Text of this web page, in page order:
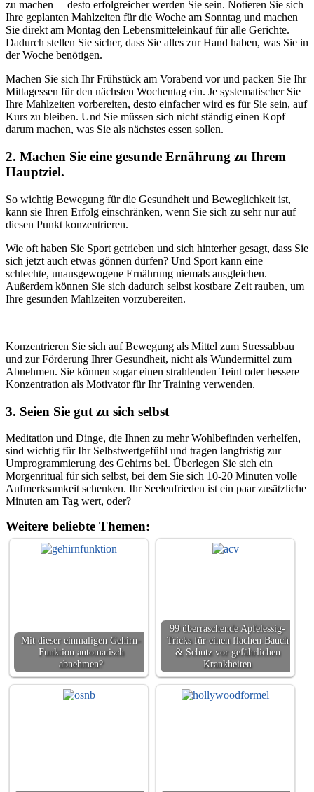
zu machen – desto erfolgreicher werden Sie sein. Notieren Sie sich
Ihre geplanten Mahlzeiten für die Woche am Sonntag und machen
Sie direkt am Montag den Lebensmitteleinkauf für alle Gerichte.
Dadurch stellen Sie sicher, dass Sie alles zur Hand haben, was Sie in
der Woche benötigen.
Machen Sie sich Ihr Frühstück am Vorabend vor und packen Sie Ihr
Mittagessen für den nächsten Wochentag ein. Je systematischer Sie
Ihre Mahlzeiten vorbereiten, desto einfacher wird es für Sie sein, auf
Kurs zu bleiben. Und Sie müssen sich nicht ständig einen Kopf
darum machen, was Sie als nächstes essen sollen.
2. Machen Sie eine gesunde Ernährung zu Ihrem
Hauptziel.
So wichtig Bewegung für die Gesundheit und Beweglichkeit ist,
kann sie Ihren Erfolg einschränken, wenn Sie sich zu sehr nur auf
diesen Punkt konzentrieren.
Wie oft haben Sie Sport getrieben und sich hinterher gesagt, dass Sie
sich jetzt auch etwas gönnen dürfen? Und Sport kann eine
schlechte, unausgewogene Ernährung niemals ausgleichen.
Außerdem können Sie sich dadurch selbst kostbare Zeit rauben, um
Ihre gesunden Mahlzeiten vorzubereiten.
Konzentrieren Sie sich auf Bewegung als Mittel zum Stressabbau
und zur Förderung Ihrer Gesundheit, nicht als Wundermittel zum
Abnehmen. Sie können sogar einen strahlenden Teint oder bessere
Konzentration als Motivator für Ihr Training verwenden.
3. Seien Sie gut zu sich selbst
Meditation und Dinge, die Ihnen zu mehr Wohlbefinden verhelfen,
sind wichtig für Ihr Selbstwertgefühl und tragen langfristig zur
Umprogrammierung des Gehirns bei. Überlegen Sie sich ein
Morgenritual für sich selbst, bei dem Sie sich 10-20 Minuten volle
Aufmerksamkeit schenken. Ihr Seelenfrieden ist ein paar zusätzliche
Minuten am Tag wert, oder?
Weitere beliebte Themen:
Mit dieser einmaligen Gehirn-
Funktion automatisch
abnehmen?
99 überraschende Apfelessig-
Tricks für einen flachen Bauch
& Schutz vor gefährlichen
Krankheiten